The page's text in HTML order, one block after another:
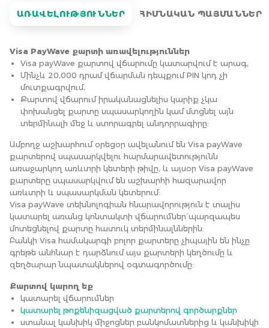
ԱՌԱՎԵԼՈՒԹՅՈՒՆՆԵՐ ՀԻՄՆԱԿԱՆ ՊԱՅՄԱՆՆԵՐ
Visa PayWave քարտի առավելություններ
Visa payWave քարտով վճարումը կատարվում է արագ,
Մինչև 20,000 դրամ վճարման դեպքում PIN կոդ չի
մուտքագրվում,
Քարտով վճարում իրականացնելիս կարիք չկա
փոխանցել քարտը սպասարկողին կամ մտցնել այն
տերմինալի մեջ և ստորագրել անդորրագիրը:
Ամբողջ աշխարհում օրեցօր ավելանում են Visa payWave
քարտերով սպասարկվելու հարմարավետությունն
առաջարկող առևտրի կետերի թիվը, և այսօր Visa payWave
քարտերը սպասարկվում են աշխարհի հազարավոր
առևտրի և սպասարկման կետերում:
Visa payWave տեխնոլոգիան հնարավորություն է տալիս
կատարել առանց կոնտակտի վճարումներ` պարզապես
մոտեցնելով քարտը հատուկ տերմինալններին:
Բանկի Visa համակարգի բոլոր քարտերը չիպային են ինչը
գրեթե անհնար է դարձնում այս քարտերի կեղծումը և
զեղծարար նպատակներով օգտագործումը:
Քարտով կարող եք
կատարել վճարումներ
կատարել թոքենիզացված քարտերով գործարքներ
ստանալ կանխիկ միջոցներ բանկոմատներից և կանխիկի